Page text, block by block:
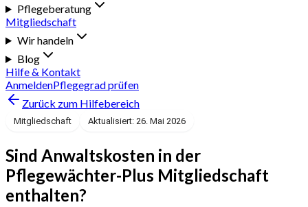
Pflegeberatung
Mitgliedschaft
Wir handeln
Blog
Hilfe & Kontakt
AnmeldenPflegegrad prüfen
Zurück zum Hilfebereich
Mitgliedschaft Aktualisiert: 26. Mai 2026
Sind Anwaltskosten in der
Pflegewächter-Plus Mitgliedschaft
enthalten?